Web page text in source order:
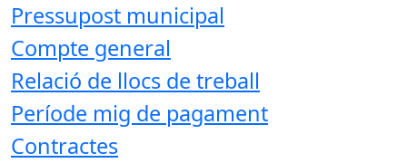
Pressupost municipal
Compte general
Relació de llocs de treball
Període mig de pagament
Contractes